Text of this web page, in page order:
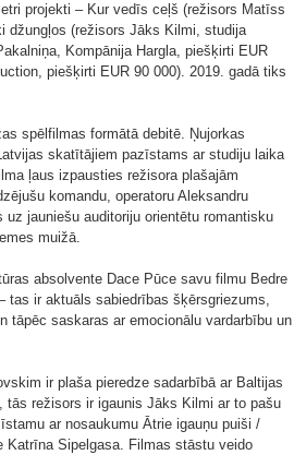
projekti – Kur vedīs ceļš (režisors Matīss
džungļos (režisors Jāks Kilmi, studija
Kompānija Hargla, piešķirti EUR
piešķirti EUR 90 000). 2019. gadā tiks
spēlfilmas formātā debitē. Ņujorkas
skatītājiem pazīstams ar studiju laika
ļaus izpausties režisora plašajām
komandu, operatoru Aleksandru
jauniešu auditoriju orientētu romantisku
muižā.
absolvente Dace Pūce savu filmu Bedre
tas ir aktuāls sabiedrības šķērsgriezums,
tāpēc saskaras ar emocionālu vardarbību un
ir plaša pieredze sadarbībā ar Baltijas
tās režisors ir igaunis Jāks Kilmi ar to pašu
ar nosaukumu Ātrie igauņu puiši /
Katrīna Sipelgasa. Filmas stāstu veido